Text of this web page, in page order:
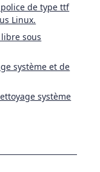
de type ttf
Linux.
sous
système et de
système